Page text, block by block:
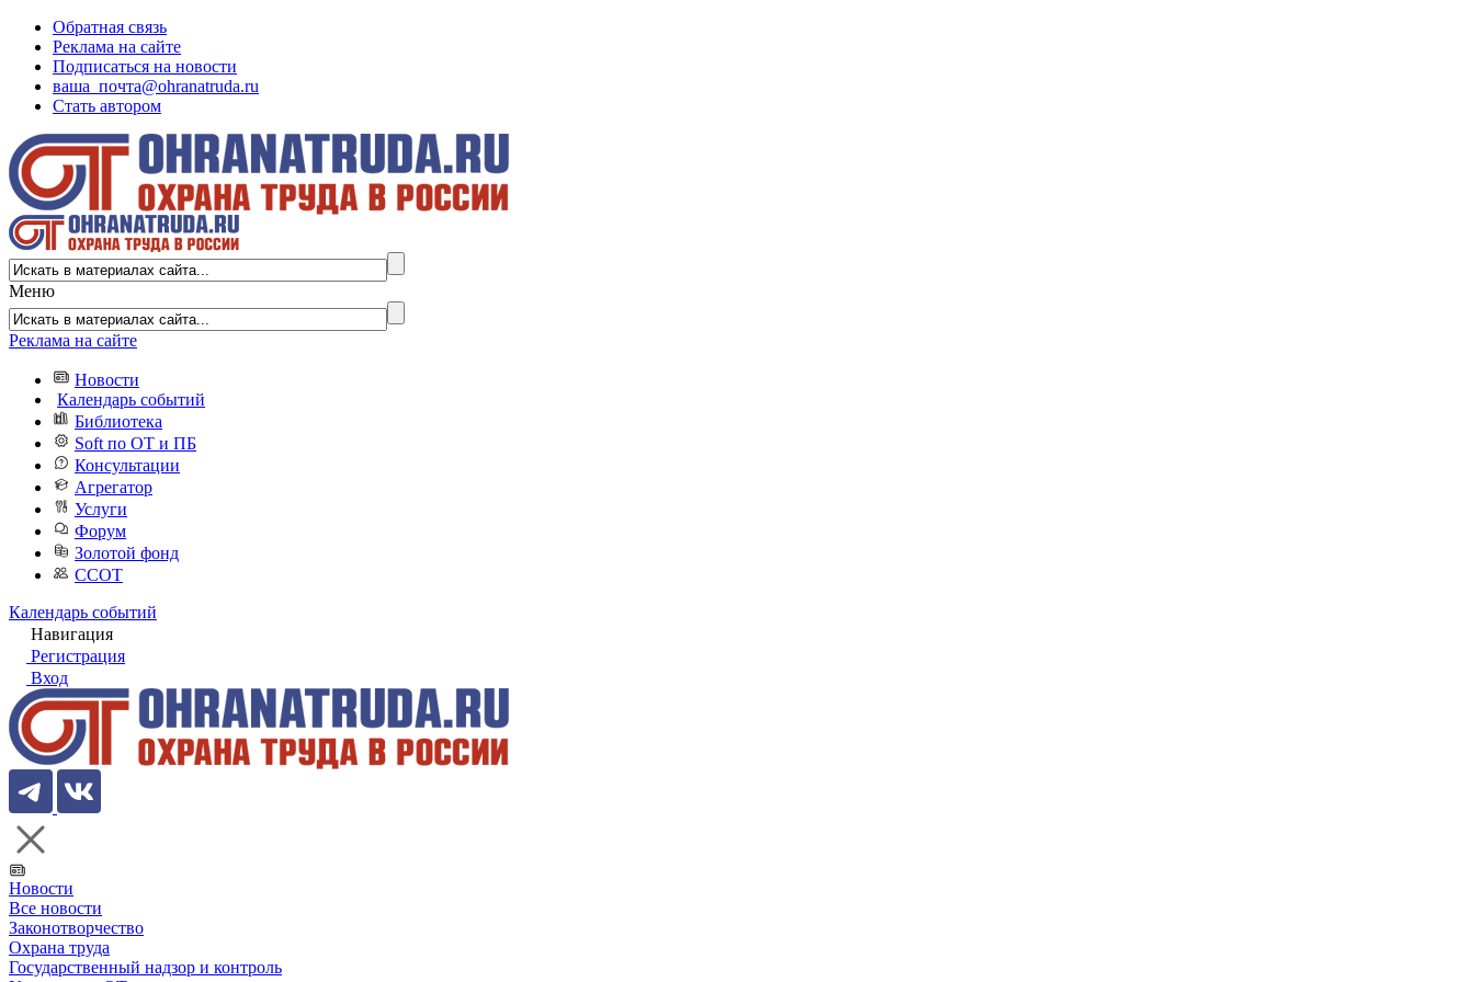
Обратная связь
Реклама на сайте
Подписаться на новости
ваша_почта@ohranatruda.ru
Стать автором
Меню
Реклама на сайте
Новости
Календарь событий
Библиотека
Soft по ОТ и ПБ
Консультации
Агрегатор
Услуги
Форум
Золотой фонд
ССОТ
Календарь событий
Навигация
Регистрация
Вход
Новости
Все новости
Законотворчество
Охрана труда
Государственный надзор и контроль